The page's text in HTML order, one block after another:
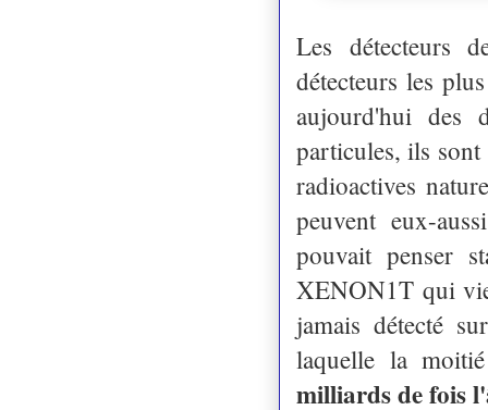
Les détecteurs
détecteurs les
aujourd'hui des
particules, ils sont
radioactives
peuvent eux-
pouvait penser
XENON1T qui
jamais détecté
laquelle la
milliards de fois